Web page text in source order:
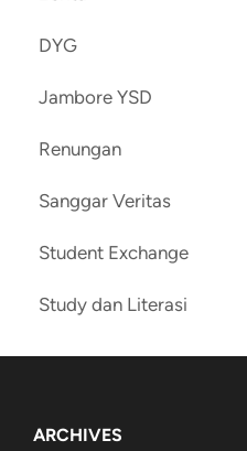
DYG
Jambore YSD
Renungan
Sanggar Veritas
Student Exchange
Study dan Literasi
ARCHIVES